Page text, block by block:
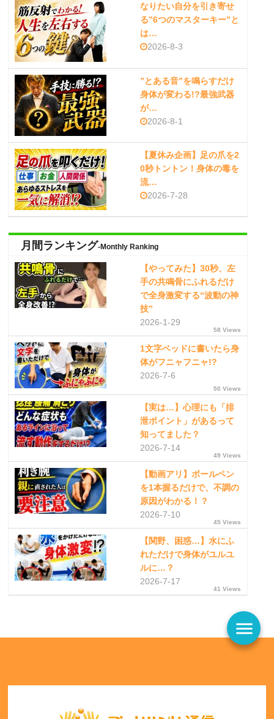
なりたい自分を引き寄せ
る”6つのマスターキー”と
は…
2026-8-3
”とある音”を鳴らすだけ
身体が変わる!?最強武器
が…
2026-8-1
【夏休み企画】足の爪を2
0秒トントン！身体の毒を
流…
2026-7-28
月間ランキング-Monthly Ranking
【やってみた】30秒、左
手の共鳴骨にふれるだけ
で全身激変する“波動の神
技”
2026-1-29
58 Views
1文字ベッドに書いたら身
体がフニャフニャ!?
2026-7-6
50 Views
【実は…】心理にも「排
泄ポイント」があるって
知ってました？
2026-7-14
49 Views
【動画アリ】ボールペン
を1本握るだけで、不調の
原因がわかる！？
2026-7-10
45 Views
【関野、困惑…】水にふ
れただけで身体がユルユ
ルに…？
2026-7-17
41 Views
menu